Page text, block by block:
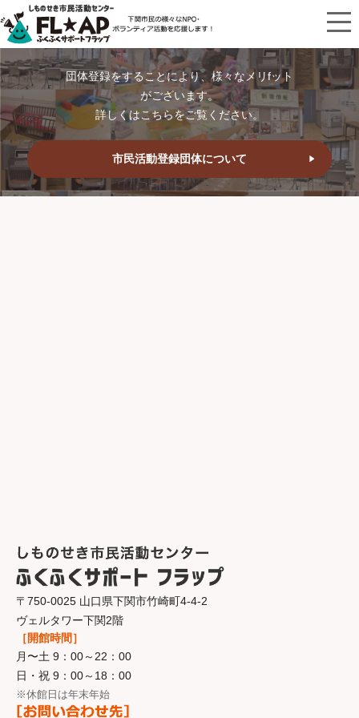
団体登録をすることにより、様々なメリfット
がございます。
詳しくはこちらをご覧ください。
市民活動登録団体について
〒750-0025 山口県下関市竹崎町4-4-2
ヴェルタワー下関2階
［開館時間］
月〜土 9：00～22：00
日・祝 9：00～18：00
※休館日は年末年始